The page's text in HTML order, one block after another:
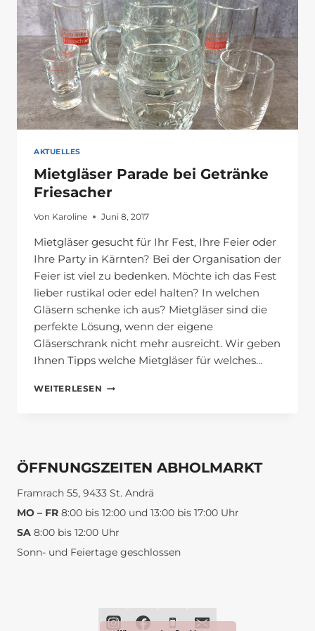
AKTUELLES
Mietgläser Parade bei Getränke
Friesacher
Von Karoline Juni 8, 2017
Mietgläser gesucht für Ihr Fest, Ihre Feier oder
Ihre Party in Kärnten? Bei der Organisation der
Feier ist viel zu bedenken. Möchte ich das Fest
lieber rustikal oder edel halten? In welchen
Gläsern schenke ich aus? Mietgläser sind die
perfekte Lösung, wenn der eigene
Gläserschrank nicht mehr ausreicht. Wir geben
Ihnen Tipps welche Mietgläser für welches…
WEITERLESEN MIETGLÄSER
ÖFFNUNGSZEITEN ABHOLMARKT
Framrach 55, 9433 St. Andrä
MO – FR 8:00 bis 12:00 und 13:00 bis 17:00 Uhr
SA 8:00 bis 12:00 Uhr
Sonn- und Feiertage geschlossen